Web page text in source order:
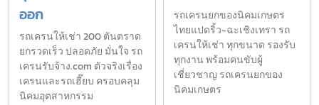
ออก
รถเครนให้เช่า 200 ตันตราด
ยกรวดเร็ว ปลอดภัย มั่นใจ รถ
เครนรับจ้าง.com ตัวจริงเรื่อง
เครนและรถเฮี๊ยบ ครอบคลุม
นิคมอุตสาหกรรม
รถเครนยกของนิคมเกษตร
ไทยแปดริ้ว-ฉะเชิงเทรา รถ
เครนให้เช่า ทุกขนาด รองรับ
ทุกงาน พร้อมคนขับผู้
เชี่ยวชาญ รถเครนยกของ
นิคมเกษตร